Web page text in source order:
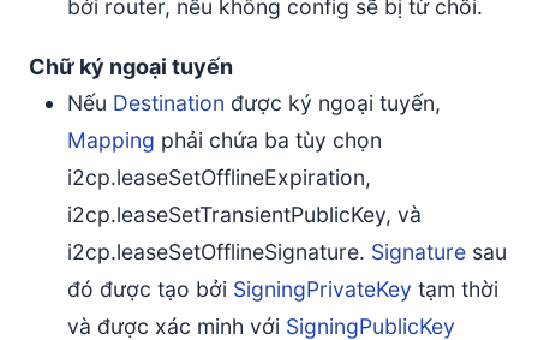
bởi router, nếu không config sẽ bị từ chối.
Chữ ký ngoại tuyến
Nếu Destination được ký ngoại tuyến,
Mapping phải chứa ba tùy chọn
i2cp.leaseSetOfflineExpiration,
i2cp.leaseSetTransientPublicKey, và
i2cp.leaseSetOfflineSignature. Signature sau
đó được tạo bởi SigningPrivateKey tạm thời
và được xác minh với SigningPublicKey